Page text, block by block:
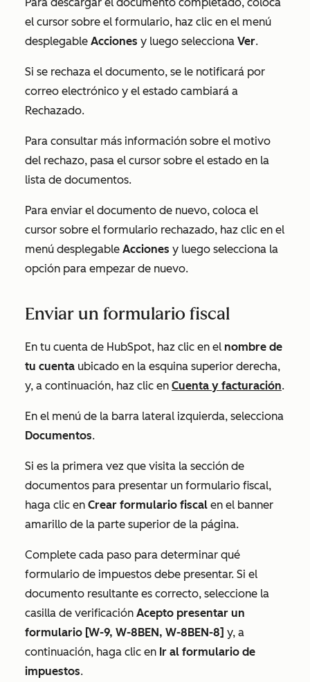
Para descargar el documento completado, coloca
el cursor sobre el formulario, haz clic en el menú
desplegable Acciones y luego selecciona Ver.
Si se rechaza el documento, se le notificará por
correo electrónico y el estado cambiará a
Rechazado.
Para consultar más información sobre el motivo
del rechazo, pasa el cursor sobre el estado en la
lista de documentos.
Para enviar el documento de nuevo, coloca el
cursor sobre el formulario rechazado, haz clic en el
menú desplegable Acciones y luego selecciona la
opción para empezar de nuevo.
Enviar un formulario fiscal
En tu cuenta de HubSpot, haz clic en el nombre de
tu cuenta ubicado en la esquina superior derecha,
y, a continuación, haz clic en Cuenta y facturación.
En el menú de la barra lateral izquierda, selecciona
Documentos.
Si es la primera vez que visita la sección de
documentos para presentar un formulario fiscal,
haga clic en Crear formulario fiscal en el banner
amarillo de la parte superior de la página.
Complete cada paso para determinar qué
formulario de impuestos debe presentar. Si el
documento resultante es correcto, seleccione la
casilla de verificación Acepto presentar un
formulario [W-9, W-8BEN, W-8BEN-8] y, a
continuación, haga clic en Ir al formulario de
impuestos.